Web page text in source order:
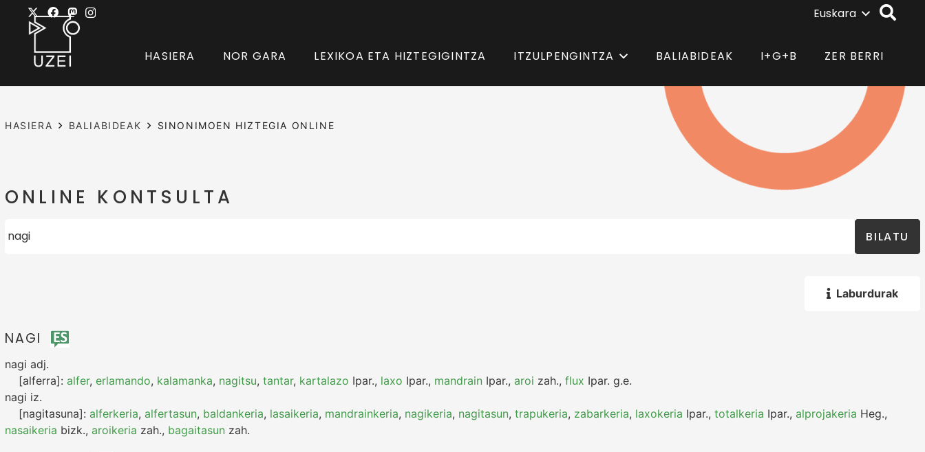
Euskara
HASIERA NOR GARA LEXIKOA ETA HIZTEGIGINTZA ITZULPENGINTZA BALIABIDEAK I+G+B ZER BERRI
HASIERA BALIABIDEAK SINONIMOEN HIZTEGIA ONLINE
ONLINE KONTSULTA
BILATU
Laburdurak
NAGI
nagi adj.
[alferra]: alfer, erlamando, kalamanka, nagitsu, tantar, kartalazo Ipar., laxo Ipar., mandrain Ipar., aroi zah., flux Ipar. g.e.
nagi iz.
[nagitasuna]: alferkeria, alfertasun, baldankeria, lasaikeria, mandrainkeria, nagikeria, nagitasun, trapukeria, zabarkeria, laxokeria Ipar., totalkeria Ipar., alprojakeria Heg.,
nasaikeria bizk., aroikeria zah., bagaitasun zah.